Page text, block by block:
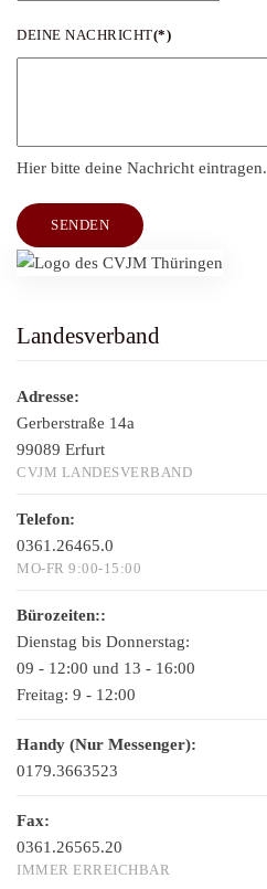
DEINE NACHRICHT(*)
Hier bitte deine Nachricht eintragen.
SENDEN
Landesverband
Adresse:
Gerberstraße 14a
99089 Erfurt
CVJM LANDESVERBAND
Telefon:
0361.26465.0
MO-FR 9:00-15:00
Bürozeiten::
Dienstag bis Donnerstag:
09 - 12:00 und 13 - 16:00
Freitag: 9 - 12:00
Handy (Nur Messenger):
0179.3663523
Fax:
0361.26565.20
IMMER ERREICHBAR